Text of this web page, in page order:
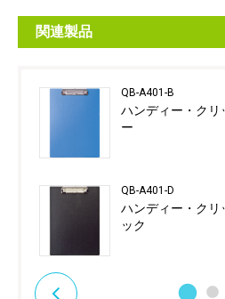
関連製品
QB-A401-B
ハンディー・ク
ー
QB-A401-D
ハンディー・ク
ック